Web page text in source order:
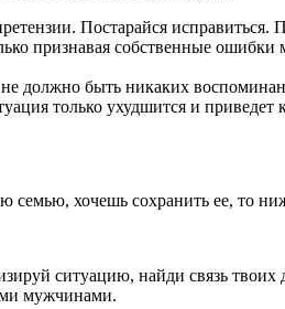
Постарайся
признавая собственные
должно быть никаких
только ухудшится и приведет
хочешь сохранить ее, то
ситуацию, найди связь
мужчинами.